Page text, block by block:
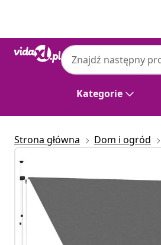
Kategorie
Strona główna Dom i ogród